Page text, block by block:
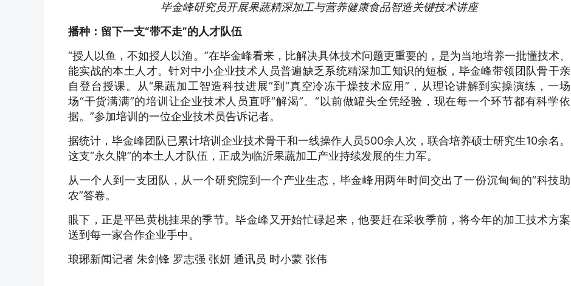
毕金峰研究员开展果蔬精深加工与营养健康食品智造关键技术讲座
播种：留下一支“带不走”的人才队伍
“授人以鱼，不如授人以渔。”在毕金峰看来，比解决具体技术问题更重要的，是为当地培养一批懂技术、
能实战的本土人才。针对中小企业技术人员普遍缺乏系统精深加工知识的短板，毕金峰带领团队骨干亲
自登台授课。从“果蔬加工智造科技进展”到“真空冷冻干燥技术应用”，从理论讲解到实操演练，一场
场“干货满满”的培训让企业技术人员直呼“解渴”。“以前做罐头全凭经验，现在每一个环节都有科学依
据。”参加培训的一位企业技术员告诉记者。
据统计，毕金峰团队已累计培训企业技术骨干和一线操作人员500余人次，联合培养硕士研究生10余名。
这支“永久牌”的本土人才队伍，正成为临沂果蔬加工产业持续发展的生力军。
从一个人到一支团队，从一个研究院到一个产业生态，毕金峰用两年时间交出了一份沉甸甸的“科技助
农”答卷。
眼下，正是平邑黄桃挂果的季节。毕金峰又开始忙碌起来，他要赶在采收季前，将今年的加工技术方案
送到每一家合作企业手中。
琅琊新闻记者 朱剑锋 罗志强 张妍 通讯员 时小蒙 张伟